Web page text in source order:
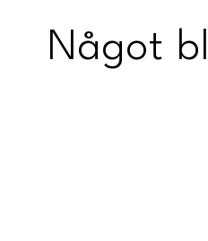
Något